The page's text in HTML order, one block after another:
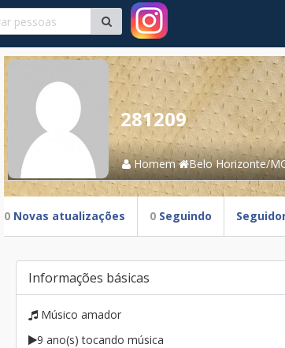
281209
Homem Belo Horizonte/
0 Novas atualizações 0 Seguindo
Informações básicas
Músico amador
9 ano(s) tocando música